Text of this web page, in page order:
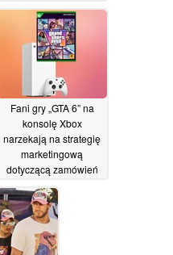
mediów
społecznościowych w
grze oraz innych
Fani gry „GTA 6” na
konsolę Xbox
narzekają na strategię
marketingową
dotyczącą zamówień
przypominającą
podejście stosowane w
przypadku gier
dostępnych wyłącznie